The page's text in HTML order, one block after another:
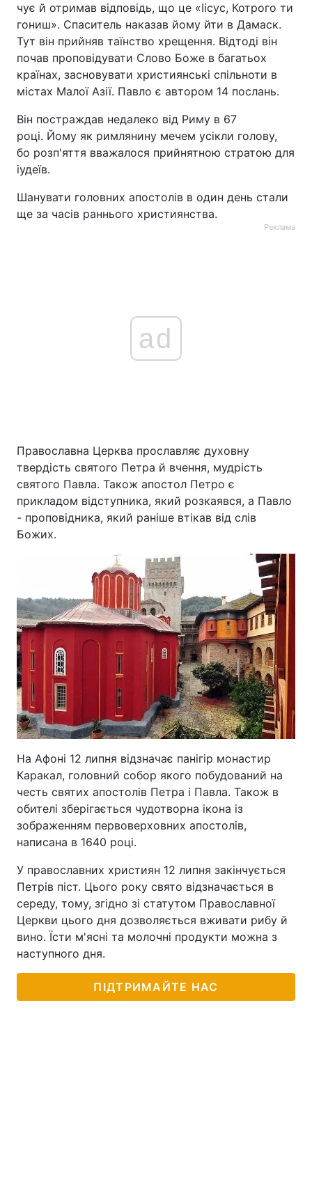
чує й отримав відповідь, що це «Іісус, Котрого ти
гониш». Спаситель наказав йому йти в Дамаск.
Тут він прийняв таїнство хрещення. Відтоді він
почав проповідувати Слово Боже в багатьох
країнах, засновувати християнські спільноти в
містах Малої Азії. Павло є автором 14 послань.
Він постраждав недалеко від Риму в 67
році. Йому як римлянину мечем усікли голову,
бо розп'яття вважалося прийнятною стратою для
іудеїв.
Шанувати головних апостолів в один день стали
ще за часів раннього християнства.
Реклама
ad
Православна Церква прославляє духовну
твердість святого Петра й вчення, мудрість
святого Павла. Також апостол Петро є
прикладом відступника, який розкаявся, а Павло
- проповідника, який раніше втікав від слів
Божих.
На Афоні 12 липня відзначає панігір монастир
Каракал, головний собор якого побудований на
честь святих апостолів Петра і Павла. Також в
обителі зберігається чудотворна ікона із
зображенням первоверховних апостолів,
написана в 1640 році.
У православних християн 12 липня закінчується
Петрів піст. Цього року свято відзначається в
середу, тому, згідно зі статутом Православної
Церкви цього дня дозволяється вживати рибу й
вино. Їсти м'ясні та молочні продукти можна з
наступного дня.
ПІДТРИМАЙТЕ НАС